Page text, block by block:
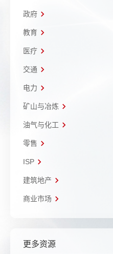
政府
教育
医疗
交通
电力
矿山与冶炼
油气与化工
零售
ISP
建筑地产
商业市场
更多资源